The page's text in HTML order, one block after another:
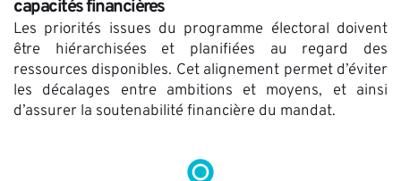
capacités financières
Les priorités issues du programme électoral doivent
être hiérarchisées et planifiées au regard des
ressources disponibles. Cet alignement permet d’éviter
les décalages entre ambitions et moyens, et ainsi
d’assurer la soutenabilité financière du mandat.